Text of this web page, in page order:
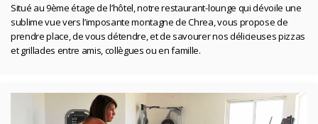
Situé au 9ème étage de l’hôtel, notre restaurant-lounge qui dévoile une
sublime vue vers l’imposante montagne de Chrea, vous propose de
prendre place, de vous détendre, et de savourer nos délicieuses pizzas
et grillades entre amis, collègues ou en famille.